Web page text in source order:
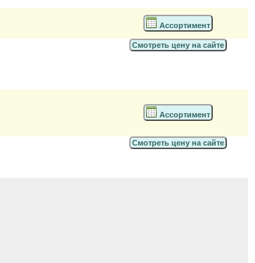
Ассортимент
Смотреть цену на сайте
Ассортимент
Смотреть цену на сайте